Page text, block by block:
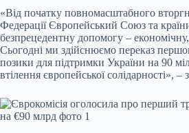
«Від початку повномасштабного
Федерації Європейський Союз та
безпрецедентну допомогу – економічну,
Сьогодні ми здійснюємо переказ
позики для підтримки України на 90
втілення європейської солідарності», –